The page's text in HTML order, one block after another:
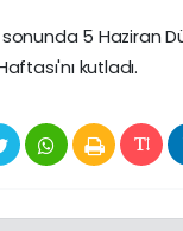
sonunda 5 Haziran
kutladı.